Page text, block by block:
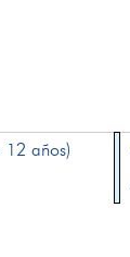
12 años)